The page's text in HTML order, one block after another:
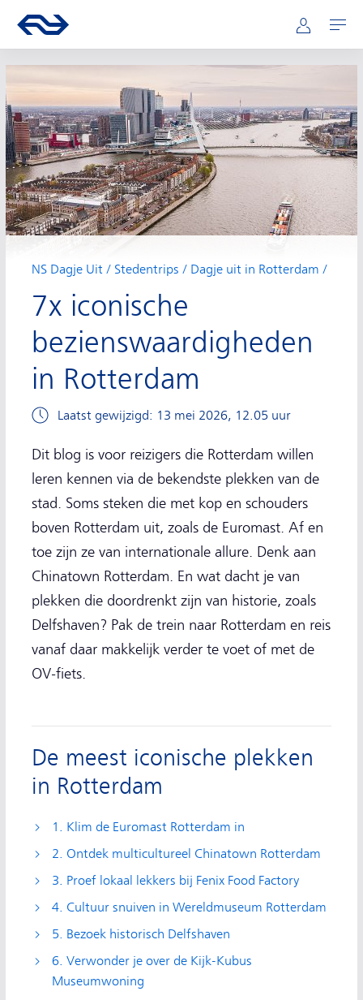
Hoofdnavigatie
Ga naar de homepage van ns.nl Mijn NS
Openen
NS Dagje Uit Stedentrips Dagje uit in Rotterdam
7x iconische
bezienswaardigheden
in Rotterdam
Laatst gewijzigd: 13 mei 2026, 12.05 uur
Dit blog is voor reizigers die Rotterdam willen
leren kennen via de bekendste plekken van de
stad. Soms steken die met kop en schouders
boven Rotterdam uit, zoals de Euromast. Af en
toe zijn ze van internationale allure. Denk aan
Chinatown Rotterdam. En wat dacht je van
plekken die doordrenkt zijn van historie, zoals
Delfshaven? Pak de trein naar Rotterdam en reis
vanaf daar makkelijk verder te voet of met de
OV-fiets.
De meest iconische plekken
in Rotterdam
1. Klim de Euromast Rotterdam in
2. Ontdek multicultureel Chinatown Rotterdam
3. Proef lokaal lekkers bij Fenix Food Factory
4. Cultuur snuiven in Wereldmuseum Rotterdam
5. Bezoek historisch Delfshaven
6. Verwonder je over de Kijk-Kubus
Museumwoning